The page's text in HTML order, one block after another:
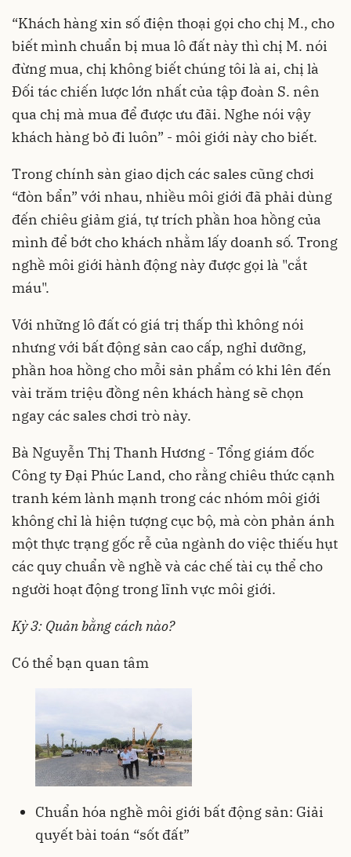
“Khách hàng xin số điện thoại gọi cho chị M., cho
biết mình chuẩn bị mua lô đất này thì chị M. nói
đừng mua, chị không biết chúng tôi là ai, chị là
Đối tác chiến lược lớn nhất của tập đoàn S. nên
qua chị mà mua để được ưu đãi. Nghe nói vậy
khách hàng bỏ đi luôn” - môi giới này cho biết.
Trong chính sàn giao dịch các sales cũng chơi
“đòn bẩn” với nhau, nhiều môi giới đã phải dùng
đến chiêu giảm giá, tự trích phần hoa hồng của
mình để bớt cho khách nhằm lấy doanh số. Trong
nghề môi giới hành động này được gọi là "cắt
máu".
Với những lô đất có giá trị thấp thì không nói
nhưng với bất động sản cao cấp, nghỉ dưỡng,
phần hoa hồng cho mỗi sản phẩm có khi lên đến
vài trăm triệu đồng nên khách hàng sẽ chọn
ngay các sales chơi trò này.
Bà Nguyễn Thị Thanh Hương - Tổng giám đốc
Công ty Đại Phúc Land, cho rằng chiêu thức cạnh
tranh kém lành mạnh trong các nhóm môi giới
không chỉ là hiện tượng cục bộ, mà còn phản ánh
một thực trạng gốc rễ của ngành do việc thiếu hụt
các quy chuẩn về nghề và các chế tài cụ thể cho
người hoạt động trong lĩnh vực môi giới.
Kỳ 3: Quản bằng cách nào?
Có thể bạn quan tâm
Chuẩn hóa nghề môi giới bất động sản: Giải
quyết bài toán “sốt đất”